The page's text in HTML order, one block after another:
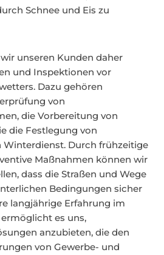
Schnee und Eis zu
unseren Kunden daher
und Inspektionen vor
Dazu gehören
von
die Vorbereitung von
die Festlegung von
Winterdienst. Durch frühzeitige
Maßnahmen können wir
dass die Straßen und Wege
Bedingungen sicher
langjährige Erfahrung im
es uns,
anzubieten, die den
von Gewerbe- und